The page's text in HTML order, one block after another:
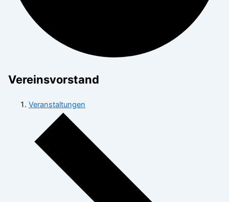
Vereinsvorstand
Veranstaltungen